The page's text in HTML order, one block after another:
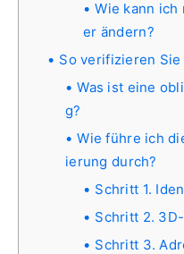
Wie kann ich
er ändern?
So verifizieren
Was ist eine
g?
Wie führe ich
ierung durch?
Schritt 1.
Schritt 2.
Schritt 3.